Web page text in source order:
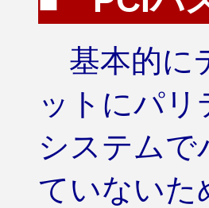
基本的に
ットにパ
システムで
ていないた